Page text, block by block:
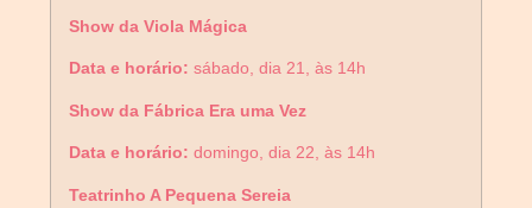
Show da Viola Mágica
Data e horário: sábado, dia 21, às 14h
Show da Fábrica Era uma Vez
Data e horário: domingo, dia 22, às 14h
Teatrinho A Pequena Sereia